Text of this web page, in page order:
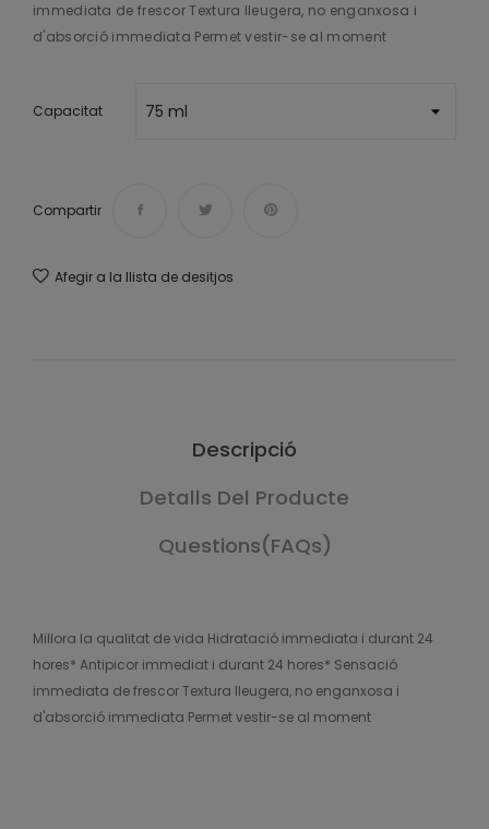
immediata de frescor Textura lleugera, no enganxosa i
d'absorció immediata Permet vestir-se al moment
Capacitat
Compartir
Afegir a la llista de desitjos
Descripció
Detalls Del Producte
Questions(FAQs)
Millora la qualitat de vida Hidratació immediata i durant 24
hores* Antipicor immediat i durant 24 hores* Sensació
immediata de frescor Textura lleugera, no enganxosa i
d'absorció immediata Permet vestir-se al moment